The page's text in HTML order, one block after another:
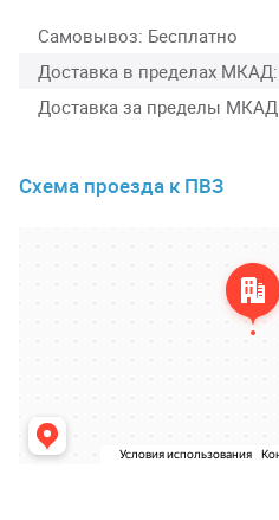
Самовывоз Бесплатно
Доставка в пределах МКАД
Доставка за пределы МКАД
Схема проезда к ПВЗ